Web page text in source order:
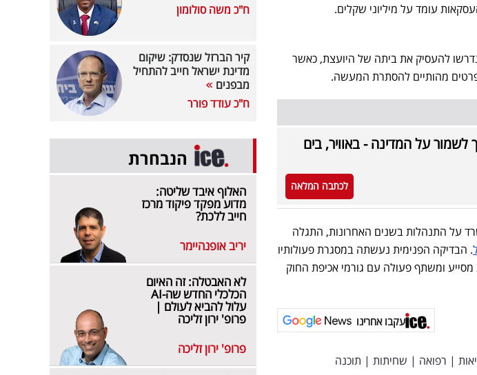
עומד על מיליוני שקלים.
לפיו החברות נדרשו להעסיק את ביתה של היועצת, כאשר
מהותיים להסתרת המעשה.
על המדינה - באוויר, בים
לכתבה המלאה
על התנהלות בשנים האחרונות, התגלה
. הבדיקה הפנימית נעשתה במסגרת פעולותיו
ומשתף פעולה עם גורמי אכיפת החוק
עקבו אחרינו
| רפואה | שחיתות | תוכנה
ח"כ משה סולומון
קיר הברזל שנסדק: שיקום
מדינת ישראל חייב להתחיל
מבפנים
ח"כ עודד פורר
הנבחרת
האלוף איבד שליטה:
מדוע מפקד פיקוד מרכז
חייב ללכת?
יריב אופנהיימר
לא האבטלה: זה האיום
הכלכלי החדש שה-AI
עלול להביא לעולם |
פרופ' ירון זליכה
פרופ' ירון זליכה